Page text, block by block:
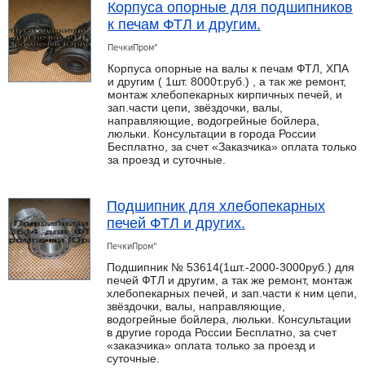
Корпуса опорные для подшипников
к печам ФТЛ и другим.
ПечкиПром"
Корпуса опорные на валы к печам ФТЛ, ХПА
и другим ( 1шт. 8000т.руб.) , а так же ремонт,
монтаж хлебопекарных кирпичных печей, и
зап.части цепи, звёздочки, валы,
направляющие, водогрейные бойлера,
люльки. Консультации в города России
Бесплатно, за счет «Заказчика» оплата только
за проезд и суточные.
Подшипник для хлебопекарных
печей ФТЛ и других.
ПечкиПром"
Подшипник № 53614(1шт.-2000-3000руб.) для
печей ФТЛ и другим, а так же ремонт, монтаж
хлебопекарных печей, и зап.части к ним цепи,
звёздочки, валы, направляющие,
водогрейные бойлера, люльки. Консультации
в другие города России Бесплатно, за счет
«заказчика» оплата только за проезд и
суточные.